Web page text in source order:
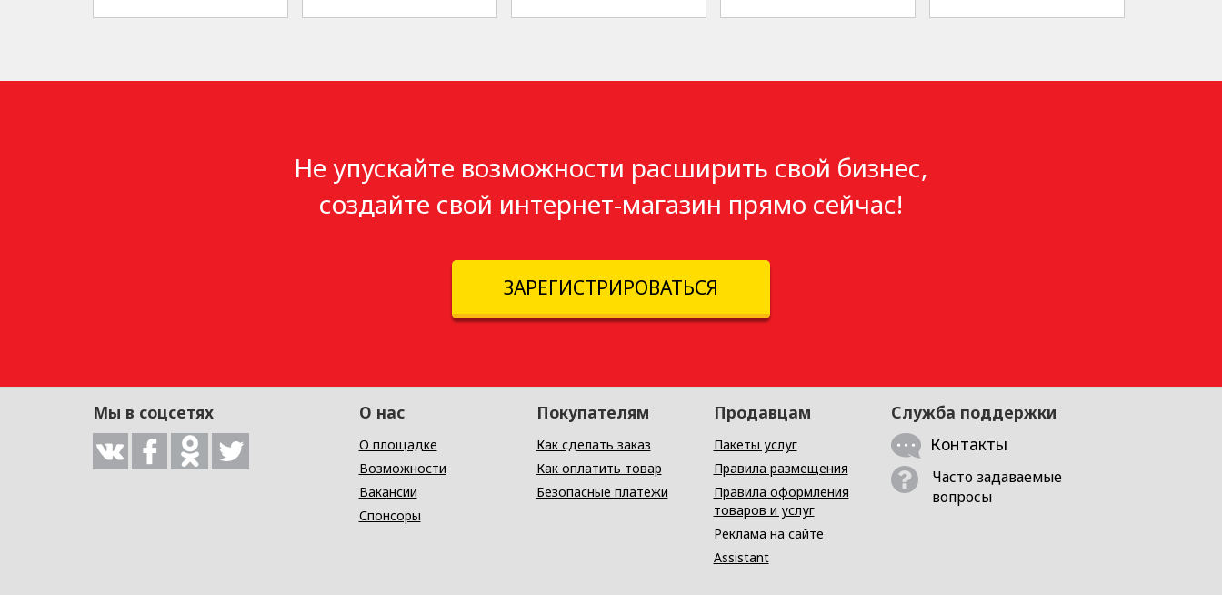
Не упускайте возможности расширить свой бизнес,
создайте свой интернет-магазин прямо сейчас!
ЗАРЕГИСТРИРОВАТЬСЯ
Мы в соцсетях О нас
О площадке
Возможности
Вакансии
Спонсоры
Покупателям
Как сделать заказ
Как оплатить товар
Безопасные платежи
Продавцам
Пакеты услуг
Правила размещения
Правила оформления
товаров и услуг
Реклама на сайте
Assistant
Служба поддержки
Контакты
Часто задаваемые
вопросы